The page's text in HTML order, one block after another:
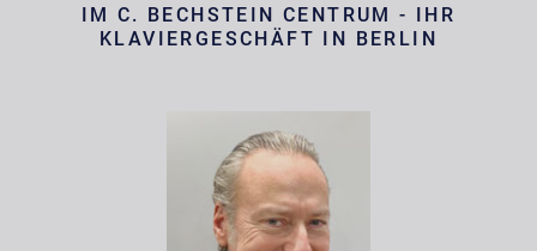
IM C. BECHSTEIN CENTRUM - IHR
KLAVIERGESCHÄFT IN BERLIN